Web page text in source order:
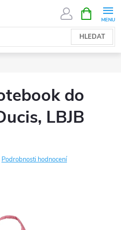
HLEDAT
NÁKUPNÍ
KOŠÍK
do
LBJB
Podrobnosti hodnocení